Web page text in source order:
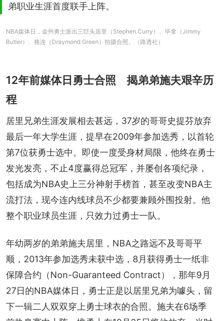
弟职业生涯首度联手上阵。
NBA媒体日，金州勇士派出三巨头居里（Stephen Curry）、毕拿（Jimmy
Butler）、格连（Draymond Green）拍摄合照。（路透社）
12年前媒体日勇士合照 揭弟弟施夫艰辛历
程
居里兄弟生涯发展相去甚远，37岁的哥哥史提芬放弃
最后一年大学生涯，提早在2009年参加选秀，以首轮
第7位获勇士选中。即使一度受身材局限，他终在勇士
发光发亮，不止4度赢得总冠军，并屡创各项纪录，
包括成为NBA史上三分神射手榜首，甚至改变NBA主
流打法，现今连内线球员不少都要兼顾外围投射。他
整个职业球员生涯，只效力过勇士一队。
年幼两岁的弟弟施夫居里，NBA之路远不及哥哥平
顺，2013年参加选秀未获中选，8月获得勇士一纸非
保障合约（Non-Guaranteed Contract），那年9月
27日的NBA媒体日，勇士正是以居里兄弟为噱头，留
下一辑二人双双穿上勇士球衣的合照。施夫在6场季